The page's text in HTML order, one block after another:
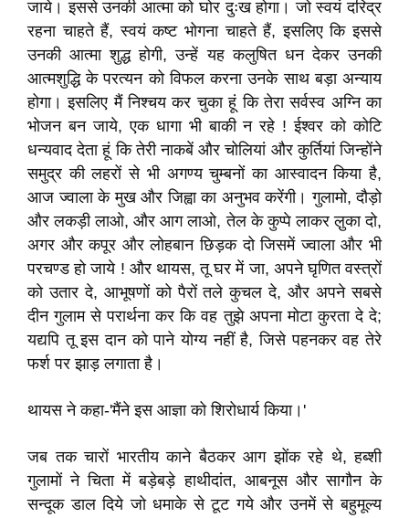
जाये। इससे उनकी आत्मा को घोर दुःख होगा। जो स्वयं दरिद्र
रहना चाहते हैं, स्वयं कष्ट भोगना चाहते हैं, इसलिए कि इससे
उनकी आत्मा शुद्ध होगी, उन्हें यह कलुषित धन देकर उनकी
आत्मशुद्धि के परत्यन को विफल करना उनके साथ बड़ा अन्याय
होगा। इसलिए मैं निश्चय कर चुका हूं कि तेरा सर्वस्व अग्नि का
भोजन बन जाये, एक धागा भी बाकी न रहे ! ईश्वर को कोटि
धन्यवाद देता हूं कि तेरी नाकबें और चोलियां और कुर्तियां जिन्होंने
समुद्र की लहरों से भी अगण्य चुम्बनों का आस्वादन किया है,
आज ज्वाला के मुख और जिह्वा का अनुभव करेंगी। गुलामो, दौड़ो
और लकड़ी लाओ, और आग लाओ, तेल के कुप्पे लाकर लु़का दो,
अगर और कपूर और लोहबान छिड़क दो जिसमें ज्वाला और भी
परचण्ड हो जाये ! और थायस, तू घर में जा, अपने घृणित वस्त्रों
को उतार दे, आभूषणों को पैरों तले कुचल दे, और अपने सबसे
दीन गुलाम से परार्थना कर कि वह तुझे अपना मोटा कुरता दे दे;
यद्यपि तू इस दान को पाने योग्य नहीं है, जिसे पहनकर वह तेरे
फर्श पर झाड़ लगाता है।
थायस ने कहा-'मैंने इस आज्ञा को शिरोधार्य किया।'
जब तक चारों भारतीय काने बैठकर आग झोंक रहे थे, हब्शी
गुलामों ने चिता में बड़ेबड़े हाथीदांत, आबनूस और सागौन के
सन्दूक डाल दिये जो धमाके से टूट गये और उनमें से बहुमूल्य